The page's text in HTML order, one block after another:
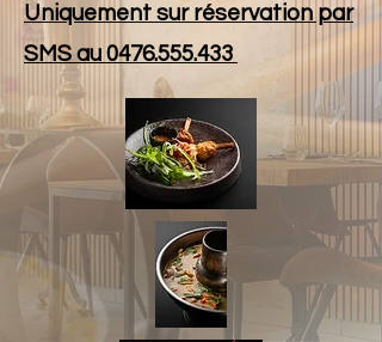
Uniquement sur réservation par
SMS au 0476.555.433